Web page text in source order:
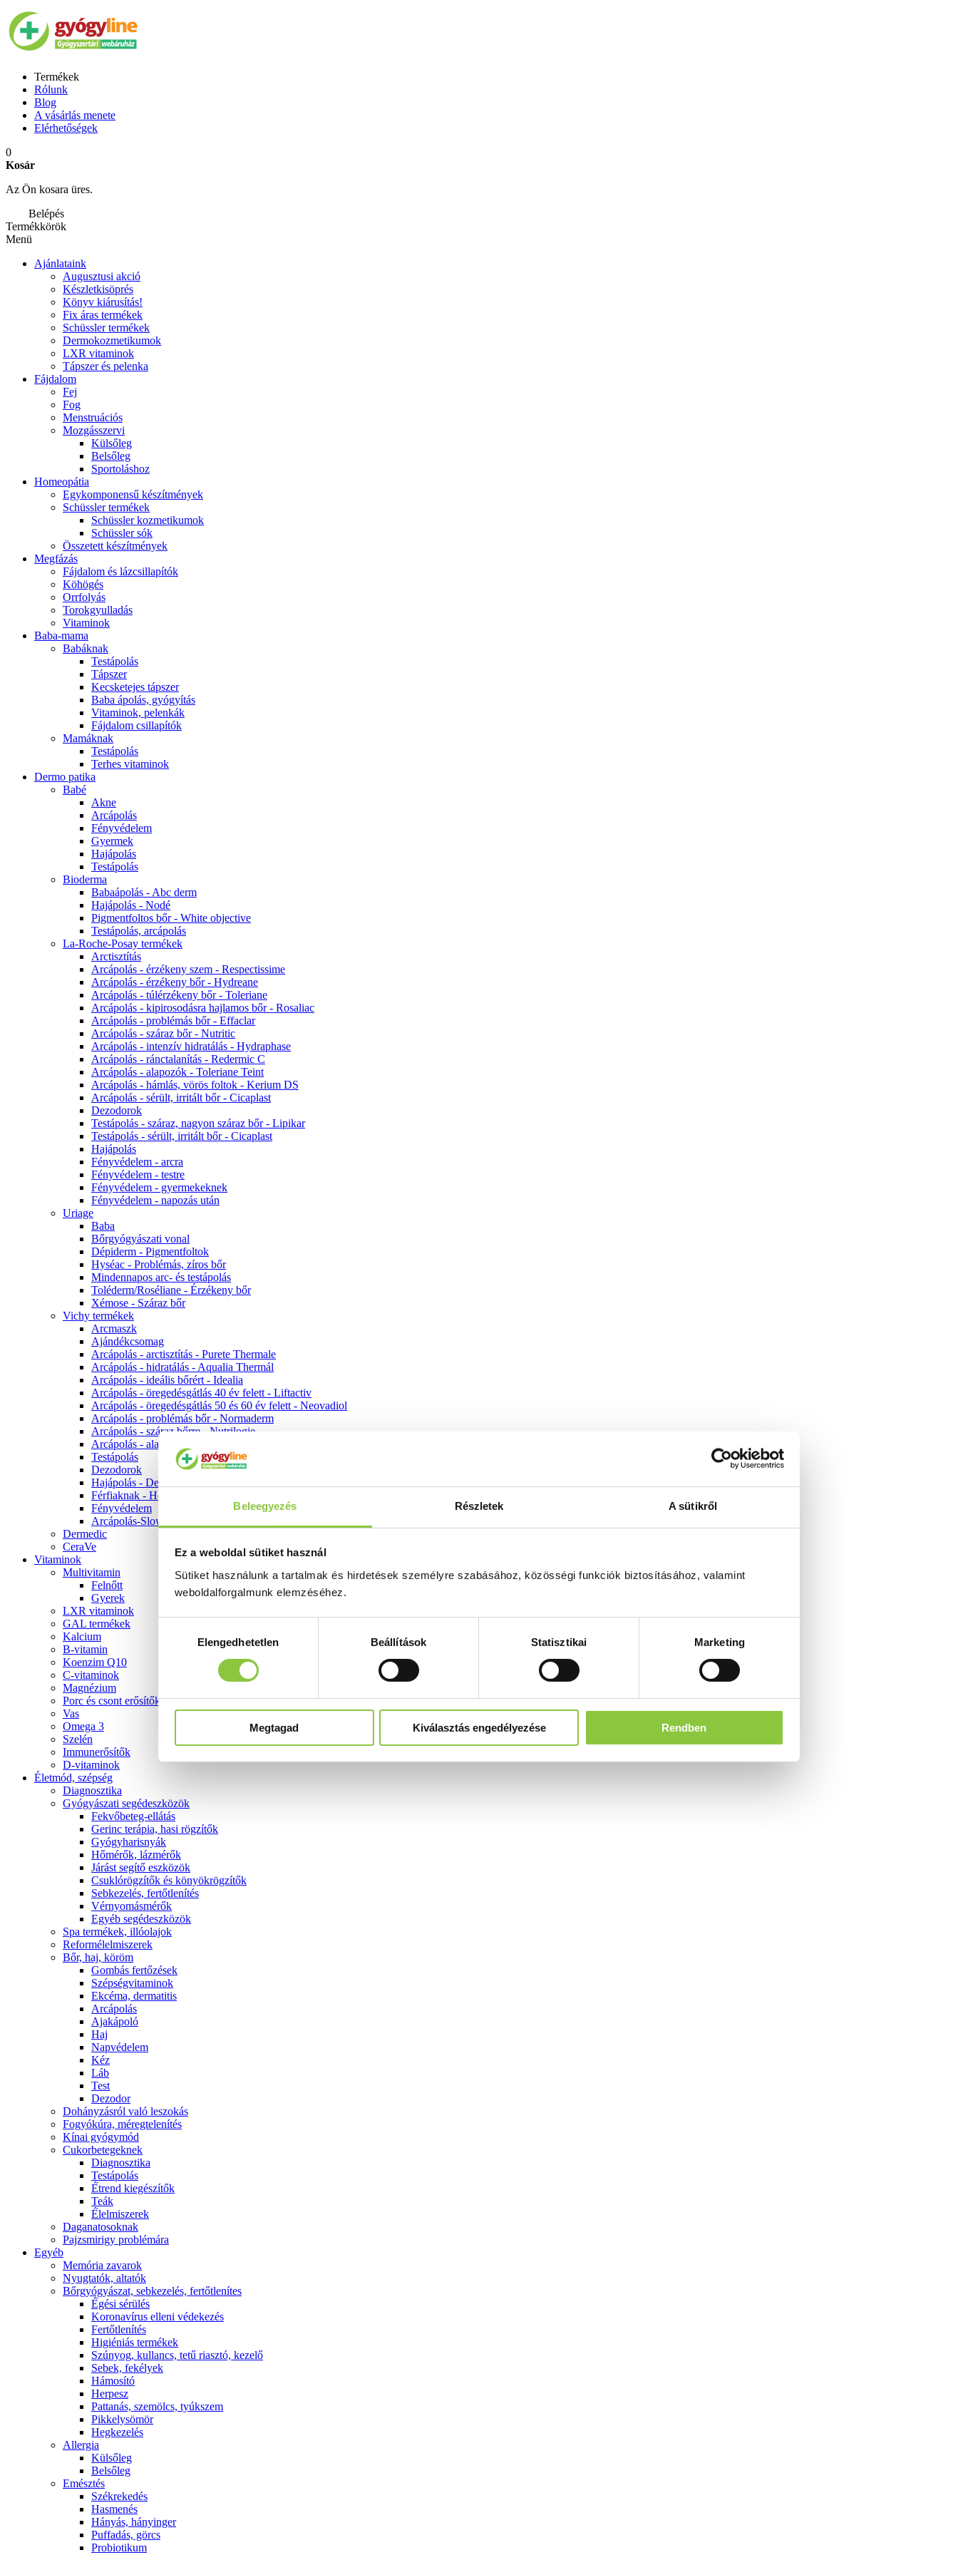
Beleegyezés Részletek A sütikről
Ez a weboldal sütiket használ
Sütiket használunk a tartalmak és hirdetések személyre szabásához, közösségi funkciók biztosításához, valamint
weboldalforgalmunk elemzéséhez.
kiválasztásaElengedhetetlen Beállítások Statisztikai Marketing
Megtagad Kiválasztás engedélyezése Rendben
Termékek
Rólunk
Blog
A vásárlás menete
Elérhetőségek
0
Kosár
Az Ön kosara üres.
Belépés
Termékkörök
Menü
Ajánlataink
Augusztusi akció
Készletkisöprés
Könyv kiárusítás!
Fix áras termékek
Schüssler termékek
Dermokozmetikumok
LXR vitaminok
Tápszer és pelenka
Fájdalom
Fej
Fog
Menstruációs
Mozgásszervi
Külsőleg
Belsőleg
Sportoláshoz
Homeopátia
Egykomponensű készítmények
Schüssler termékek
Schüssler kozmetikumok
Schüssler sók
Összetett készítmények
Megfázás
Fájdalom és lázcsillapítók
Köhögés
Orrfolyás
Torokgyulladás
Vitaminok
Baba-mama
Babáknak
Testápolás
Tápszer
Kecsketejes tápszer
Baba ápolás, gyógyítás
Vitaminok, pelenkák
Fájdalom csillapítók
Mamáknak
Testápolás
Terhes vitaminok
Dermo patika
Babé
Akne
Arcápolás
Fényvédelem
Gyermek
Hajápolás
Testápolás
Bioderma
Babaápolás - Abc derm
Hajápolás - Nodé
Pigmentfoltos bőr - White objective
Testápolás, arcápolás
La-Roche-Posay termékek
Arctisztítás
Arcápolás - érzékeny szem - Respectissime
Arcápolás - érzékeny bőr - Hydreane
Arcápolás - túlérzékeny bőr - Toleriane
Arcápolás - kipirosodásra hajlamos bőr - Rosaliac
Arcápolás - problémás bőr - Effaclar
Arcápolás - száraz bőr - Nutritic
Arcápolás - intenzív hidratálás - Hydraphase
Arcápolás - ránctalanítás - Redermic C
Arcápolás - alapozók - Toleriane Teint
Arcápolás - hámlás, vörös foltok - Kerium DS
Arcápolás - sérült, irritált bőr - Cicaplast
Dezodorok
Testápolás - száraz, nagyon száraz bőr - Lipikar
Testápolás - sérült, irritált bőr - Cicaplast
Hajápolás
Fényvédelem - arcra
Fényvédelem - testre
Fényvédelem - gyermekeknek
Fényvédelem - napozás után
Uriage
Baba
Bőrgyógyászati vonal
Dépiderm - Pigmentfoltok
Hyséac - Problémás, zíros bőr
Mindennapos arc- és testápolás
Toléderm/Roséliane - Érzékeny bőr
Xémose - Száraz bőr
Vichy termékek
Arcmaszk
Ajándékcsomag
Arcápolás - arctisztítás - Purete Thermale
Arcápolás - hidratálás - Aqualia Thermál
Arcápolás - ideális bőrért - Idealia
Arcápolás - öregedésgátlás 40 év felett - Liftactiv
Arcápolás - öregedésgátlás 50 és 60 év felett - Neovadiol
Arcápolás - problémás bőr - Normaderm
Arcápolás - száraz bőrre - Nutrilogie
Arcápolás - alapozók
Testápolás
Dezodorok
Hajápolás - Dercos
Férfiaknak - Homme
Fényvédelem
Arcápolás-Slow Age
Dermedic
CeraVe
Vitaminok
Multivitamin
Felnőtt
Gyerek
LXR vitaminok
GAL termékek
Kalcium
B-vitamin
Koenzim Q10
C-vitaminok
Magnézium
Porc és csont erősítők
Vas
Omega 3
Szelén
Immunerősítők
D-vitaminok
Életmód, szépség
Diagnosztika
Gyógyászati segédeszközök
Fekvőbeteg-ellátás
Gerinc terápia, hasi rögzítők
Gyógyharisnyák
Hőmérők, lázmérők
Járást segítő eszközök
Csuklórögzítők és könyökrögzítők
Sebkezelés, fertőtlenítés
Vérnyomásmérők
Egyéb segédeszközök
Spa termékek, illóolajok
Reformélelmiszerek
Bőr, haj, köröm
Gombás fertőzések
Szépségvitaminok
Ekcéma, dermatitis
Arcápolás
Ajakápoló
Haj
Napvédelem
Kéz
Láb
Test
Dezodor
Dohányzásról való leszokás
Fogyókúra, méregtelenítés
Kínai gyógymód
Cukorbetegeknek
Diagnosztika
Testápolás
É́trend kiegészítők
Teák
É́lelmiszerek
Daganatosoknak
Pajzsmirigy problémára
Egyéb
Memória zavarok
Nyugtatók, altatók
Bőrgyógyászat, sebkezelés, fertőtlenítes
É́gési sérülés
Koronavírus elleni védekezés
Fertőtlenítés
Higiéniás termékek
Szúnyog, kullancs, tetű riasztó, kezelő
Sebek, fekélyek
Hámosító
Herpesz
Pattanás, szemölcs, tyúkszem
Pikkelysömör
Hegkezelés
Allergia
Külsőleg
Belsőleg
Emésztés
Székrekedés
Hasmenés
Hányás, hányinger
Puffadás, görcs
Probiotikum